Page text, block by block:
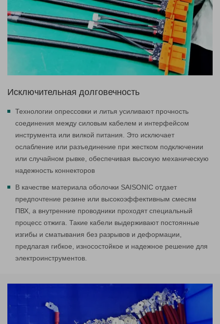
Исключительная долговечность
Технологии опрессовки и литья усиливают прочность
соединения между силовым кабелем и интерфейсом
инструмента или вилкой питания. Это исключает
ослабление или разъединение при жестком подключении
или случайном рывке, обеспечивая высокую механическую
надежность коннекторов
В качестве материала оболочки SAISONIC отдает
предпочтение резине или высокоэффективным смесям
ПВХ, а внутренние проводники проходят специальный
процесс отжига. Такие кабели выдерживают постоянные
изгибы и сматывания без разрывов и деформации,
предлагая гибкое, износостойкое и надежное решение для
электроинструментов.